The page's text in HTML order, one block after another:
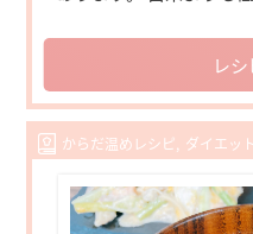
レ
からだ温めレシピ ダイエッ